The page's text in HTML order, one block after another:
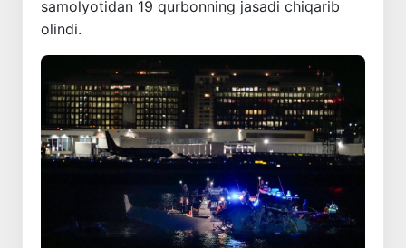
samolyotidan 19 qurbonning jasadi chiqarib
olindi.